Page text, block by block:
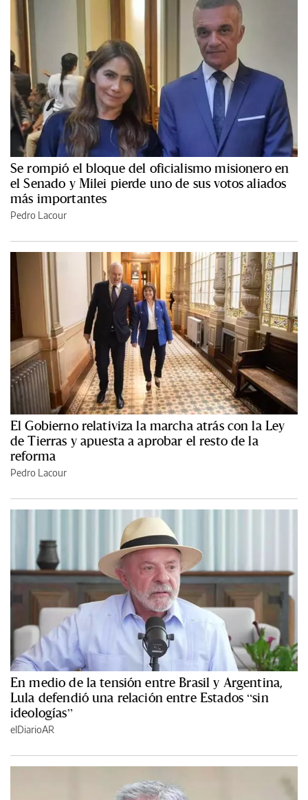
Se rompió el bloque del oficialismo misionero en
el Senado y Milei pierde uno de sus votos aliados
más importantes
Pedro Lacour
El Gobierno relativiza la marcha atrás con la Ley
de Tierras y apuesta a aprobar el resto de la
reforma
Pedro Lacour
En medio de la tensión entre Brasil y Argentina,
Lula defendió una relación entre Estados “sin
ideologías”
elDiarioAR